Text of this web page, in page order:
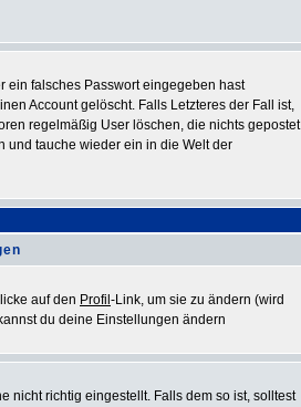
ein falsches Passwort eingegeben hast
Account gelöscht. Falls Letzteres der Fall ist,
regelmäßig User löschen, die nichts gepostet
und tauche wieder ein in die Welt der
auf den Profil -Link, um sie zu ändern (wird
du deine Einstellungen ändern
nicht richtig eingestellt. Falls dem so ist, solltest